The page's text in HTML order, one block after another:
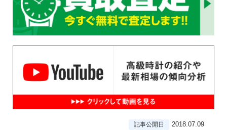
記事公開日 2018.07.09